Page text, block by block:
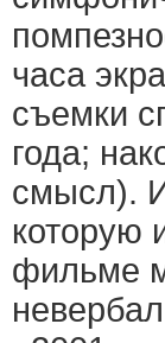
часа
съемки
года;
смысл).
которую
фильме